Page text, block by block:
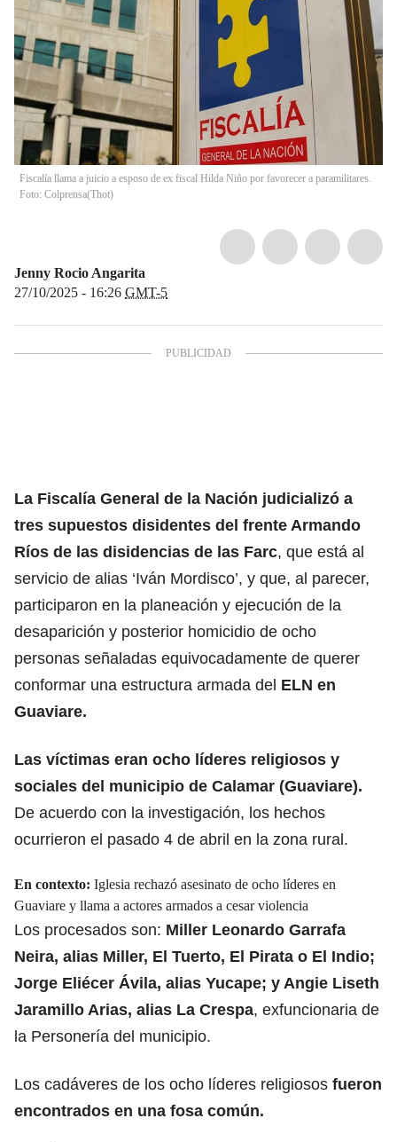
Fiscalía llama a juicio a esposo de ex fiscal Hilda Niño por favorecer a paramilitares.
Foto: Colprensa(Thot)
Jenny Rocio Angarita
27/10/2025 - 16:26 GMT-5
La Fiscalía General de la Nación judicializó a
tres supuestos disidentes del frente Armando
Ríos de las disidencias de las Farc, que está al
servicio de alias ‘Iván Mordisco’, y que, al parecer,
participaron en la planeación y ejecución de la
desaparición y posterior homicidio de ocho
personas señaladas equivocadamente de querer
conformar una estructura armada del ELN en
Guaviare.
Las víctimas eran ocho líderes religiosos y
sociales del municipio de Calamar (Guaviare).
De acuerdo con la investigación, los hechos
ocurrieron el pasado 4 de abril en la zona rural.
En contexto: Iglesia rechazó asesinato de ocho líderes en
Guaviare y llama a actores armados a cesar violencia
Los procesados son: Miller Leonardo Garrafa
Neira, alias Miller, El Tuerto, El Pirata o El Indio;
Jorge Eliécer Ávila, alias Yucape; y Angie Liseth
Jaramillo Arias, alias La Crespa, exfuncionaria de
la Personería del municipio.
Los cadáveres de los ocho líderes religiosos fueron
encontrados en una fosa común.